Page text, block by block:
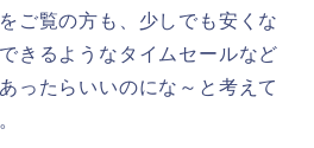
ご覧の方も、少しでも安くな
きるようなタイムセールなど
ったらいいのにな～と考えて